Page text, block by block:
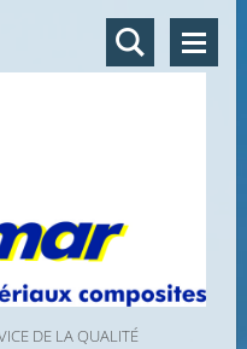
DE LA QUALITÉ